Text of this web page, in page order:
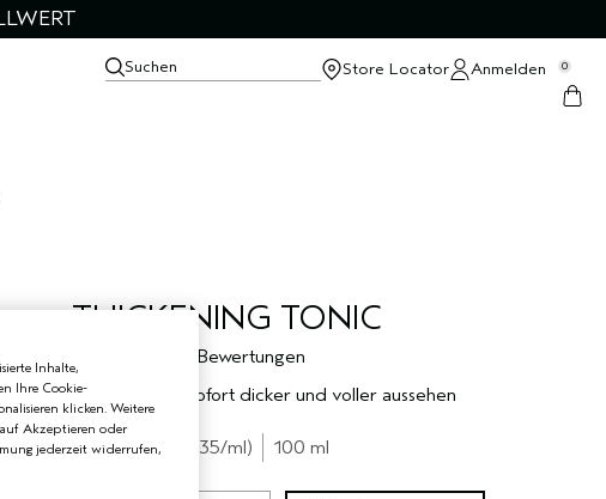
Suchen Store Locator Anmelden 0
THICKENING TONIC
1 Bewertungen
lässt das Haar sofort dicker und voller aussehen
€35.00 €0.35/ml 100 ml
Inhalte,
Ihre Cookie-
klicken. Weitere
Akzeptieren oder
jederzeit widerrufen,